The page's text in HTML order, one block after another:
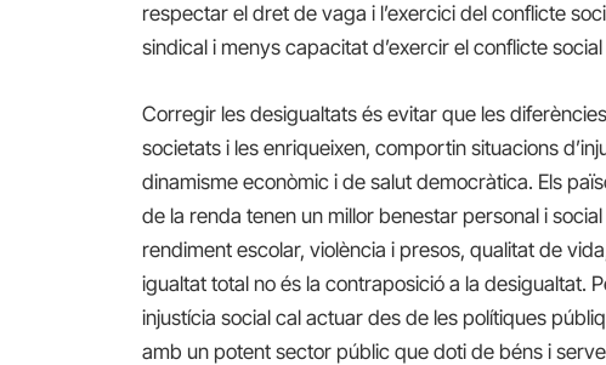
respectar el dret de vaga i l’exercici del conflicte
sindical i menys capacitat d’exercir el conflicte
Corregir les desigualtats és evitar que les
societats i les enriqueixen, comportin situacions
dinamisme econòmic i de salut democràtica. Els
de la renda tenen un millor benestar personal i
rendiment escolar, violència i presos, qualitat de
igualtat total no és la contraposició a la desigualtat.
injustícia social cal actuar des de les polítiques
amb un potent sector públic que doti de béns i